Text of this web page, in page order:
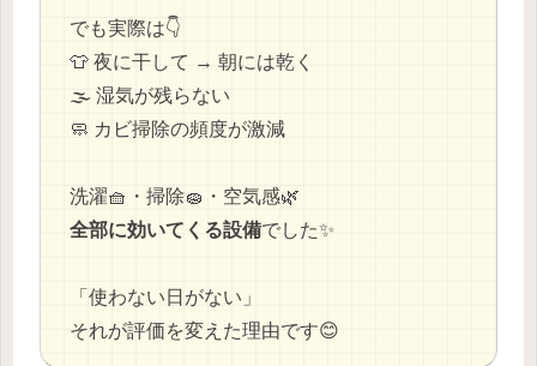
でも実際は👇
👕 夜に干して → 朝には乾く
🌫️ 湿気が残らない
🧼 カビ掃除の頻度が激減
洗濯🧺・掃除🧽・空気感🌿
全部に効いてくる設備でした✨
「使わない日がない」
それが評価を変えた理由です😊